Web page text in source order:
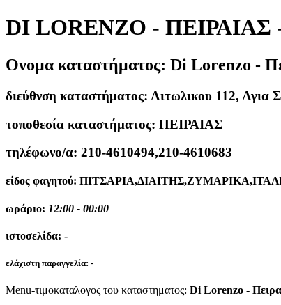
DI LORENZO -
Ονομα καταστήματος: Di Lorenzo -
διεύθνση καταστήματος: Αιτωλικου 112, Αγια
τοποθεσία καταστήματος: ΠΕΙΡΑΙΑΣ
τηλέφωνο/α: 210-4610494,210-4610683
είδος φαγητού:
ωράριο: 12:00 - 00:00
ιστοσελίδα: -
ελάχιστη παραγγελία: -
Menu-τιμοκαταλογος του καταστηματος: Di Lorenzo -